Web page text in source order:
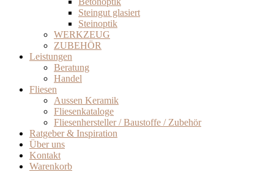
Steingut glasiert
Steinoptik
WERKZEUG
ZUBEHÖR
Leistungen
Beratung
Handel
Fliesen
Aussen Keramik
Fliesenkataloge
Fliesenhersteller / Baustoffe / Zubehör
Ratgeber & Inspiration
Über uns
Kontakt
Warenkorb